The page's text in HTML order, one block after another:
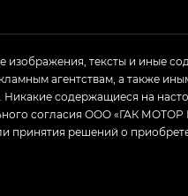
изображения, тексты и иные
агентствам, а также
содержащиеся на
согласия ООО «ГАК
принятия решений о